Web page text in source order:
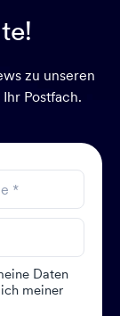
zu unseren
Postfach.
Daten
meiner